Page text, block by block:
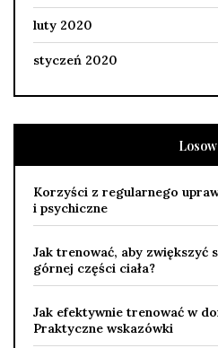
luty 2020
styczeń 2020
Korzyści z regularnego
i psychiczne
Jak trenować, aby zwiększyć
górnej części ciała?
Jak efektywnie trenować w
Praktyczne wskazówki